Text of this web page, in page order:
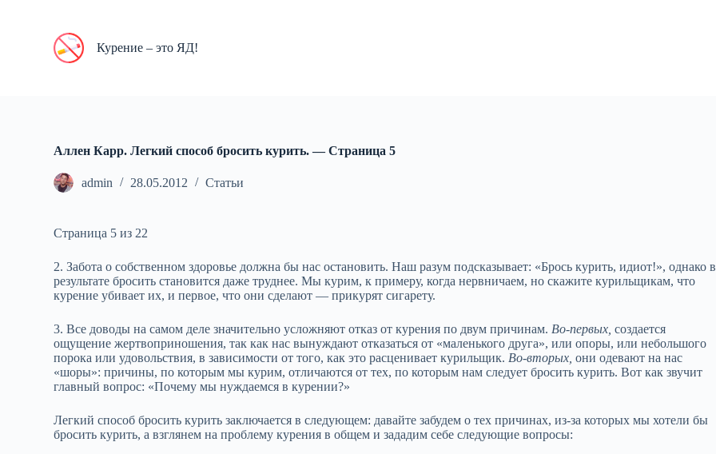
Курение – это ЯД!
Аллен Карр. Легкий способ бросить курить. — Cтраница 5
admin 28.05.2012 Статьи
Страница 5 из 22
2. Забота о собственном здоровье должна бы нас остановить. Наш разум подсказывает: «Брось курить, идиот!», однако в
результате бросить становится даже труднее. Мы курим, к примеру, когда нервничаем, но скажите курильщикам, что
курение убивает их, и первое, что они сделают — прикурят сигарету.
3. Все доводы на самом деле значительно усложняют отказ от курения по двум причинам. Во‑первых, создается
ощущение жертвоприношения, так как нас вынуждают отказаться от «маленького друга», или опоры, или небольшого
порока или удовольствия, в зависимости от того, как это расценивает курильщик. Во‑вторых, они одевают на нас
«шоры»: причины, по которым мы курим, отличаются от тех, по которым нам следует бросить курить. Вот как звучит
главный вопрос: «Почему мы нуждаемся в курении?»
Легкий способ бросить курить заключается в следующем: давайте забудем о тех причинах, из‑за которых мы хотели бы
бросить курить, а взглянем на проблему курения в общем и зададим себе следующие вопросы: